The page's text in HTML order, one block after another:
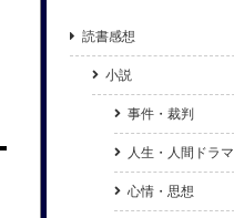
読書感想
小説
事件・裁判
人生・人間ドラマ
心情・思想